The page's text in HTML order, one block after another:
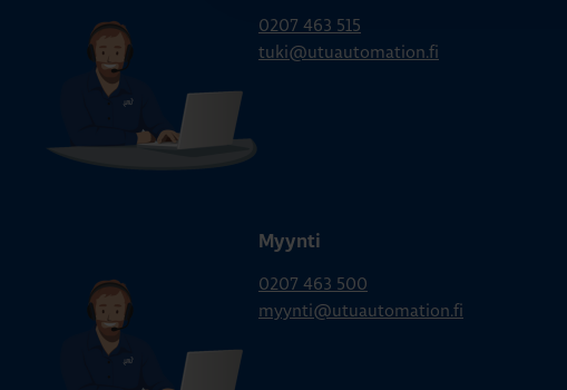
0207 463 515
tuki@utuautomation.fi
Myynti
0207 463 500
myynti@utuautomation.fi